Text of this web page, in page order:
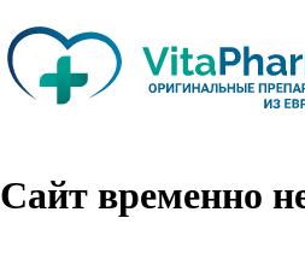
Сайт временно